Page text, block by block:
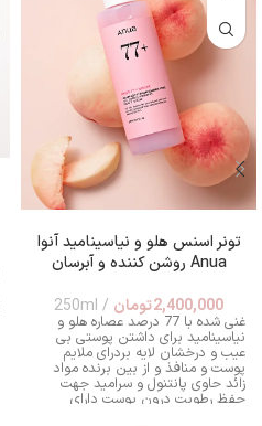
تونر اسنس هلو و نیاسینامید آنوا
Anua روشن کننده و آبرسان
2,400,000تومان 250ml
غنی شده با 77 درصد عصاره هلو و
نیاسینامید برای داشتن پوستی بی
عیب و درخشان لایه بردرای ملایم
پوست و منافذ و از بین برنده مواد
زائد حاوی پانتنول و سرامید جهت
حفظ رطوبت درون پوست دارای